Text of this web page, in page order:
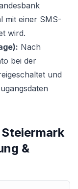
mit einer SMS-
wird.
Nach
bei der
und
&